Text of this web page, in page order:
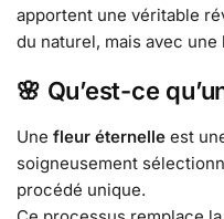
apportent une véritable
du naturel, mais avec
🌸 Qu’est-ce
Une fleur éternelle est
soigneusement
procédé unique.